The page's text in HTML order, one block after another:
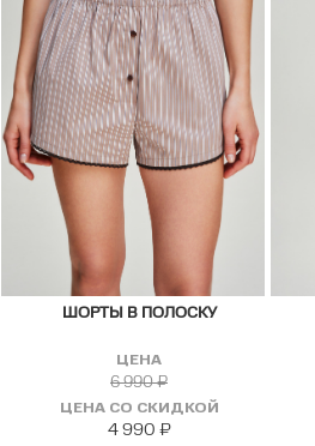
ШОРТЫ В ПОЛОСКУ
ЦЕНА
6 990₽
ЦЕНА СО СКИДКОЙ
4 990 ₽